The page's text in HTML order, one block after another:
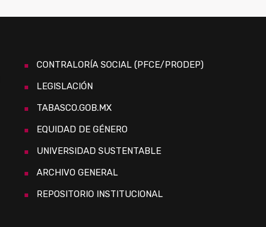
CONTRALORÍA SOCIAL (PFCE/PRODEP)
LEGISLACIÓN
TABASCO.GOB.MX
EQUIDAD DE GÉNERO
UNIVERSIDAD SUSTENTABLE
ARCHIVO GENERAL
REPOSITORIO INSTITUCIONAL